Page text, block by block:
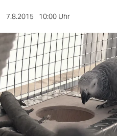
sport
berlin
nord
wahrheit
verlag
7.8.2015 10:00 Uhr